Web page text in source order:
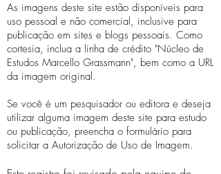
As imagens deste site estão disponíveis para
uso pessoal e não comercial, inclusive para
publicação em sites e blogs pessoais. Como
cortesia, inclua a linha de crédito "Núcleo de
Estudos Marcello Grassmann", bem como a URL
da imagem original.
Se você é um pesquisador ou editora e deseja
utilizar alguma imagem deste site para estudo
ou publicação, preencha o formulário para
solicitar a Autorização de Uso de Imagem.